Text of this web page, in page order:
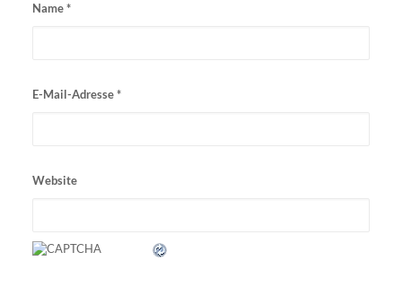
Name*
E-Mail-Adresse*
Website